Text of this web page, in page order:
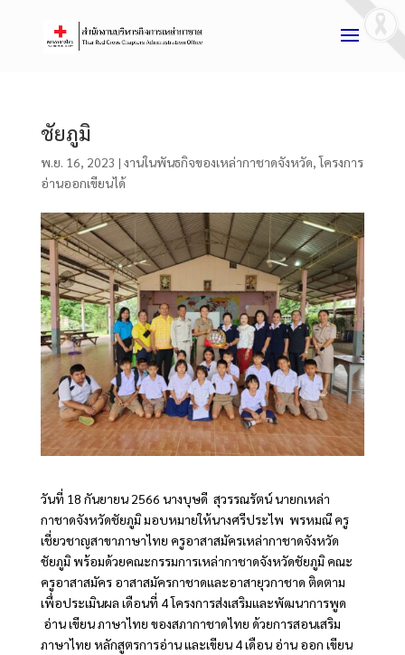
ชัยภูมิ
พ.ย. 16, 2023 | งานในพันธกิจของเหล่ากาชาดจังหวัด,โครงการ
อ่านออกเขียนได้
วันที่ 18 กันยายน 2566 นางบุษดี สุวรรณรัตน์ นายกเหล่า
กาชาดจังหวัดชัยภูมิ มอบหมายให้นางศรีประไพ พรหมณี ครู
เชี่ยวชาญสาขาภาษาไทย ครูอาสาสมัครเหล่ากาชาดจังหวัด
ชัยภูมิ พร้อมด้วยคณะกรรมการเหล่ากาชาดจังหวัดชัยภูมิ คณะ
ครูอาสาสมัคร อาสาสมัครกาชาดและอาสายุวกาชาด ติดตาม
เพื่อประเมินผล เดือนที่ 4 โครงการส่งเสริมและพัฒนาการพูด
อ่าน เขียน ภาษาไทย ของสภากาชาดไทย ด้วยการสอนเสริม
ภาษาไทย หลักสูตรการอ่าน และเขียน 4 เดือน อ่าน ออก เขียน